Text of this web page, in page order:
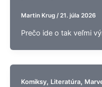
Martin Krug / 21. júla 2026
Prečo ide o tak veľmi
Komiksy, Literatúra,